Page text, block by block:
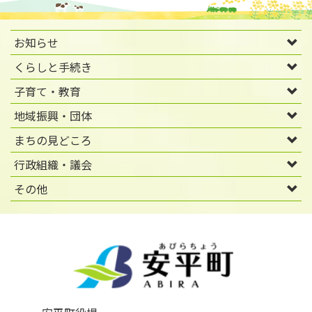
お知らせ
くらしと手続き
子育て・教育
地域振興・団体
まちの見どころ
行政組織・議会
その他